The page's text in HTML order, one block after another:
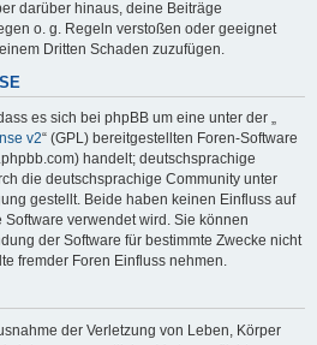
darüber hinaus, deine Beiträge
o. g. Regeln verstoßen oder geeignet
Dritten Schaden zuzufügen.
es sich bei phpBB um eine unter der „
v2“ (GPL) bereitgestellten Foren-Software
handelt; deutschsprachige
die deutschsprachige Community unter
gestellt. Beide haben keinen Einfluss auf
Software verwendet wird. Sie können
der Software für bestimmte Zwecke nicht
fremder Foren Einfluss nehmen.
der Verletzung von Leben, Körper